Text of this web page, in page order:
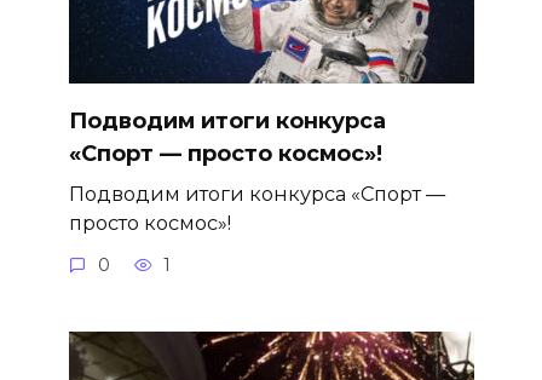
Подводим итоги конкурса
«Спорт — просто космос»!
Подводим итоги конкурса «Спорт —
просто космос»!
0 1